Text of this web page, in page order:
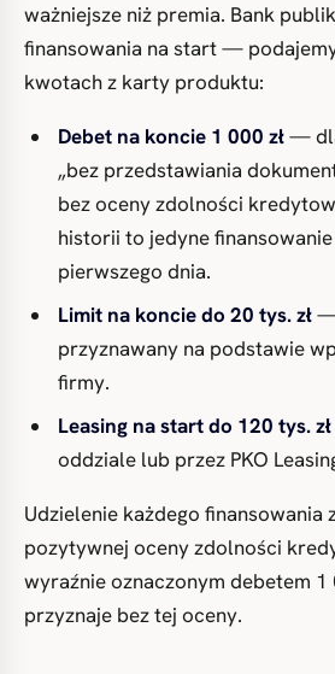
ważniejsze niż premia. Bank
finansowania na start —
kwotach z karty produktu:
Debet na koncie 1 000 zł—
„bez przedstawiania
bez oceny zdolności
historii to jedyne
pierwszego dnia.
Limit na koncie do 20 tys. zł—
przyznawany na podstawie
firmy.
Leasing na start do 120 tys. zł
oddziale lub przez PKO
Udzielenie każdego finansowania
pozytywnej oceny zdolności
wyraźnie oznaczonym debetem 1
przyznaje bez tej oceny.